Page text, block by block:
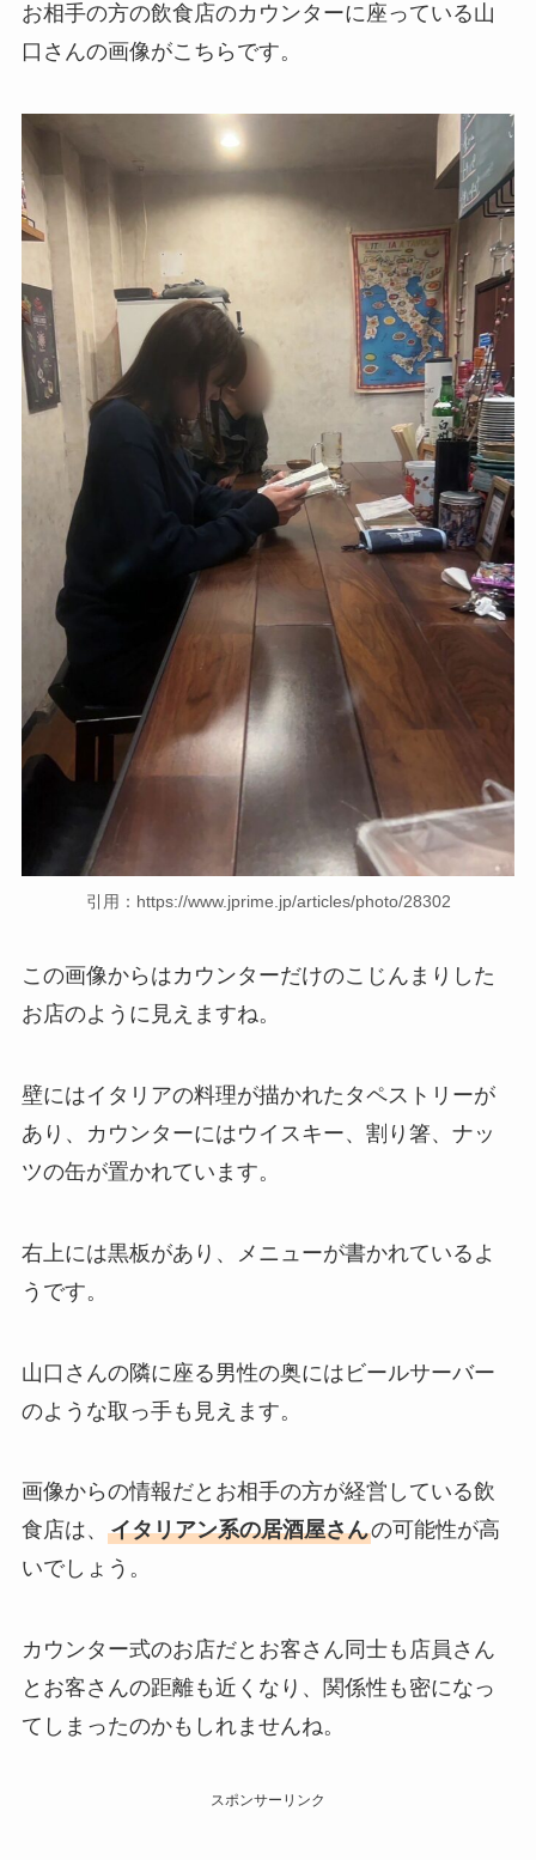
お相手の方の飲食店のカウンターに座っている山
口さんの画像がこちらです。
引用：https://www.jprime.jp/articles/photo/28302
この画像からはカウンターだけのこじんまりした
お店のように見えますね。
壁にはイタリアの料理が描かれたタペストリーが
あり、カウンターにはウイスキー、割り箸、ナッ
ツの缶が置かれています。
右上には黒板があり、メニューが書かれているよ
うです。
山口さんの隣に座る男性の奥にはビールサーバー
のような取っ手も見えます。
画像からの情報だとお相手の方が経営している飲
食店は、 イタリアン系の居酒屋さんの可能性が高
いでしょう。
カウンター式のお店だとお客さん同士も店員さん
とお客さんの距離も近くなり、関係性も密になっ
てしまったのかもしれませんね。
スポンサーリンク